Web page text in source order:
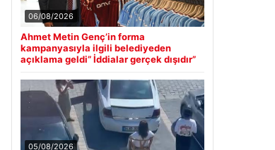
06/08/2026
Ahmet Metin Genç’in forma
kampanyasıyla ilgili belediyeden
açıklama geldi” İddialar gerçek dışıdır”
05/08/2026